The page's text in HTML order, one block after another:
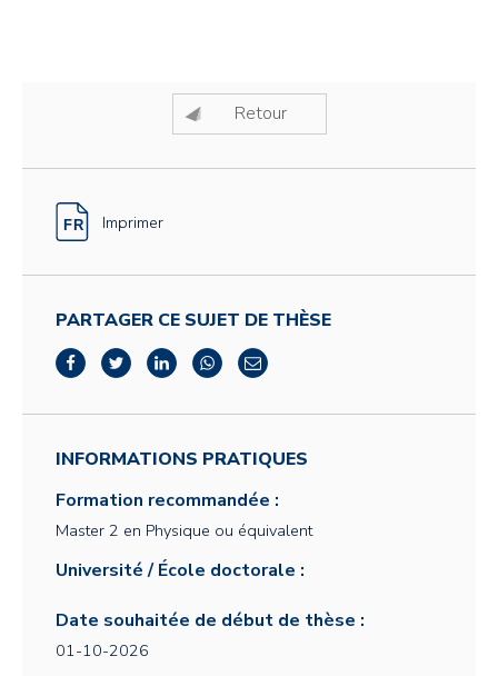
Retour
Imprimer
PARTAGER CE SUJET DE THÈSE
INFORMATIONS PRATIQUES
Formation recommandée :
Master 2 en Physique ou équivalent
Université / École doctorale :
Date souhaitée de début de thèse :
01-10-2026